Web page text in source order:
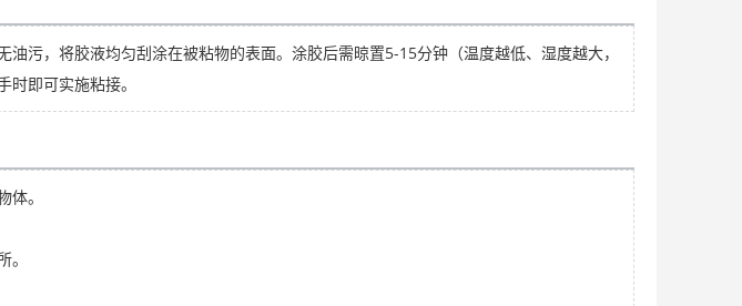
污，将胶液均匀刮涂在被粘物的表面。涂胶后需晾置5-15分钟（温度越低、湿度越大，
即可实施粘接。
。